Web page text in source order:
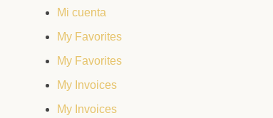
Mi cuenta
My Favorites
My Favorites
My Invoices
My Invoices